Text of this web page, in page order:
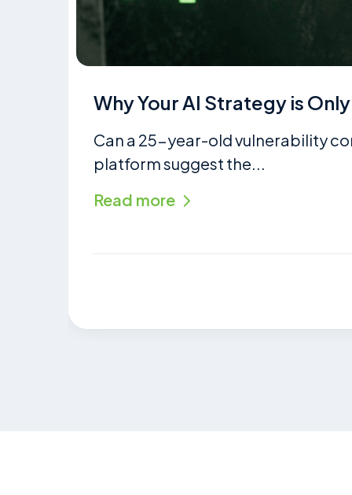
Why Your AI Strategy is
Can a 25-year-old vulnerability
platform suggest the...
Read more